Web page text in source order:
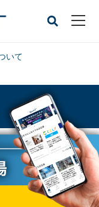
いて
想化セミナー 田口氏